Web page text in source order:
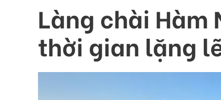
Làng chài Hàm
thời gian lặng